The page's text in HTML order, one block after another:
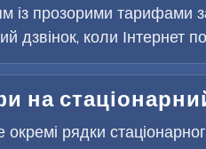
із прозорими тарифами
дзвінок, коли Інтернет
на
рядки